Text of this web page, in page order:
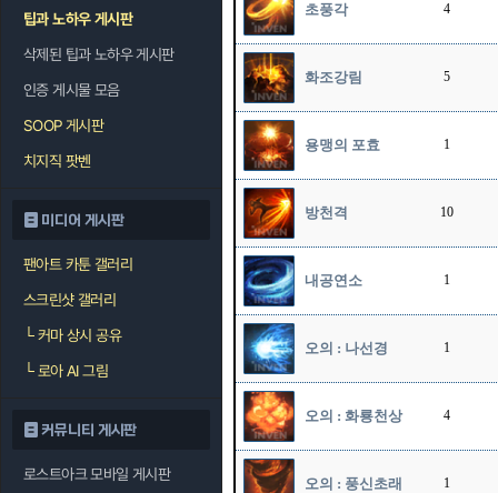
팁과 노하우 게시판
삭제된 팁과 노하우 게시판
인증 게시물 모음
SOOP 게시판
치지직 팟벤
미디어 게시판
팬아트 카툰 갤러리
스크린샷 갤러리
└커마 상시 공유
└로아 AI 그림
커뮤니티 게시판
로스트아크 모바일 게시판
초풍각 4
화조강림 5
용맹의 포효 1
방천격 10
내공연소 1
오의 : 나선경 1
오의 : 화룡천상 4
오의 : 풍신초래 1